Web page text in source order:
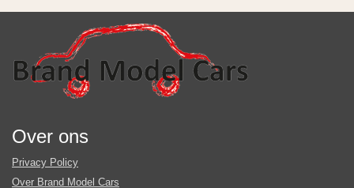
Over ons
Privacy Policy
Over Brand Model Cars